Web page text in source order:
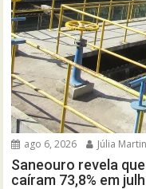
ago 6, 2026 Júlia
Saneouro revela
caíram 73,8% em